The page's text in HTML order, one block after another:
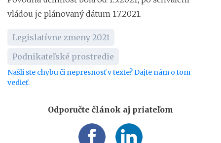
vládou je plánovaný dátum 1.7.2021.
Legislatívne zmeny 2021
Podnikateľské prostredie
Našli ste chybu či nepresnosť v texte? Dajte nám o tom
vedieť.
Odporučte článok aj priateľom